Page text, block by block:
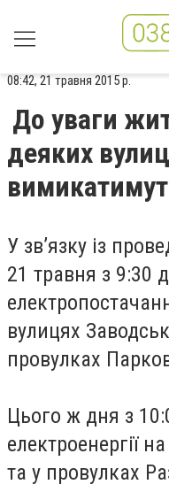
08:42, 21 травня 2015 р.
До уваги
деяких
У зв’язку із
21 травня з 9:30
вулицях
провулках
Цього ж дня з
електроенергії
та у провулках